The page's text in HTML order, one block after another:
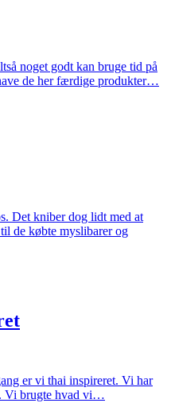
noget godt kan bruge tid på
de her færdige produkter…
Det kniber dog lidt med at
de købte myslibarer og
er vi thai inspireret. Vi har
Vi brugte hvad vi…